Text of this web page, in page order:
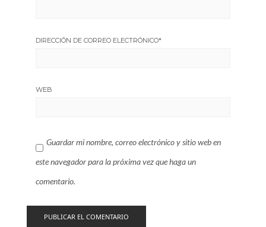
DIRECCIÓN DE CORREO ELECTRÓNICO*
WEB
Guardar mi nombre, correo electrónico y sitio web en
este navegador para la próxima vez que haga un
comentario.